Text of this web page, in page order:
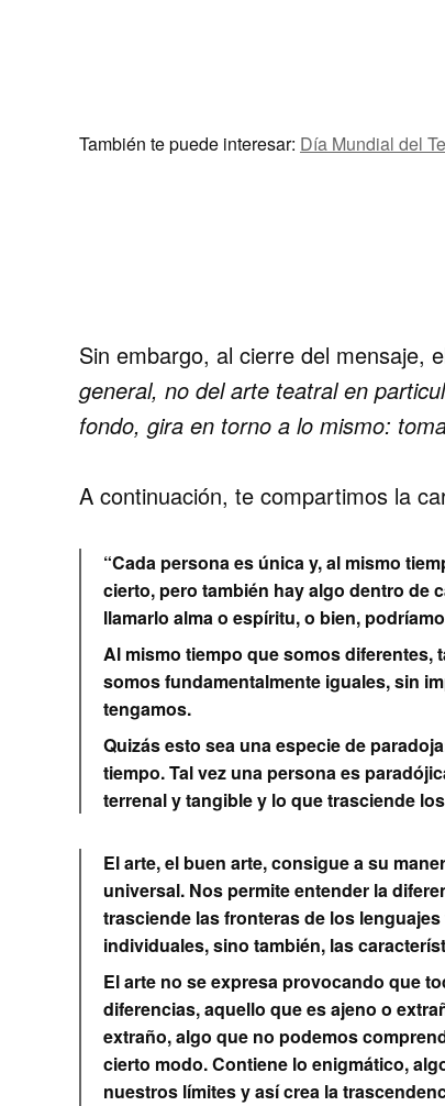
También te puede interesar: Día Mundial del
Sin embargo, al cierre del mensaje,
general, no del arte teatral en
fondo, gira en torno a lo mismo:
A continuación, te compartimos la
“Cada persona es única y, al mismo
cierto, pero también hay algo dentro de
llamarlo alma o espíritu, o bien,
Al mismo tiempo que somos diferentes,
somos fundamentalmente iguales, sin
tengamos.
Quizás esto sea una especie de
tiempo. Tal vez una persona es
terrenal y tangible y lo que trasciende
El arte, el buen arte, consigue a su
universal. Nos permite entender la
trasciende las fronteras de los
individuales, sino también, las
El arte no se expresa provocando que
diferencias, aquello que es ajeno o
extraño, algo que no podemos
cierto modo. Contiene lo enigmático,
nuestros límites y así crea la